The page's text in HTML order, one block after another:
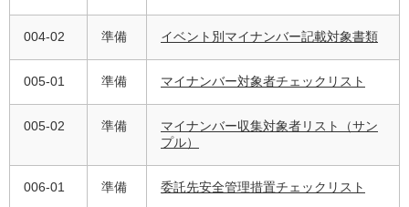
004-02 準備 イベント別マイナンバー記載対象書類
005-01 準備 マイナンバー対象者チェックリスト
005-02 準備
マイナンバー収集対象者リスト（サン
プル）
006-01 準備 委託先安全管理措置チェックリスト